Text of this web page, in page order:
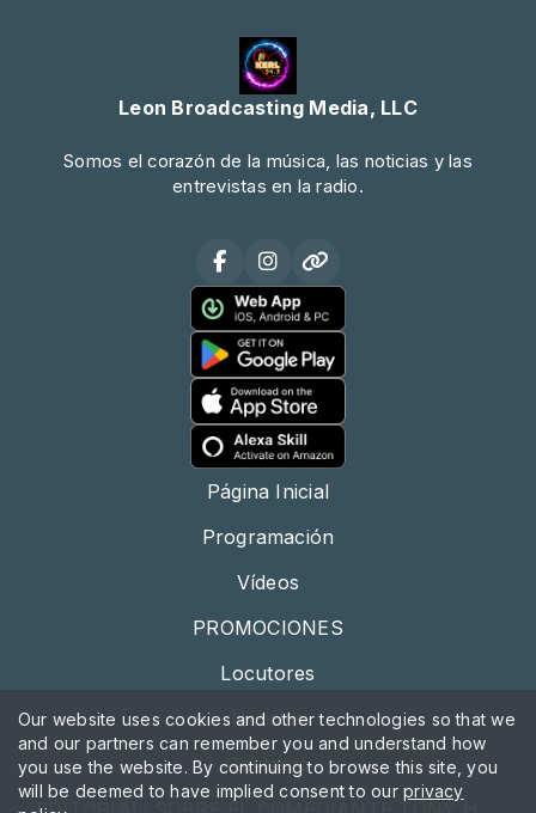
Leon Broadcasting Media, LLC
Somos el corazón de la música, las noticias y las
entrevistas en la radio.
Página Inicial
Programación
Vídeos
PROMOCIONES
Locutores
Noticias
Contacto
Our website uses cookies and other technologies so that we
and our partners can remember you and understand how
you use the website. By continuing to browse this site, you
will be deemed to have implied consent to ourprivacy